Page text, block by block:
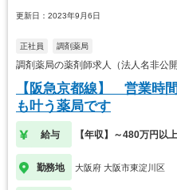
更新日：2023年9月6日
正社員 調剤薬局
調剤薬局の薬剤師求人（法人名非公
【阪急京都線】 営業時
も叶う薬局です
給与 【年収】～480万円以
勤務地 大阪府 大阪市東淀川区